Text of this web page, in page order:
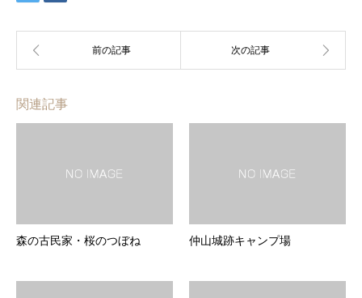
関連記事
森の古民家・桜のつぼね 仲山城跡キャンプ場